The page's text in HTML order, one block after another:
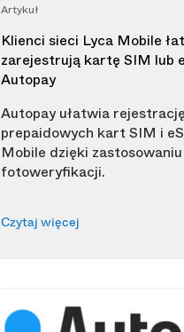
Artykuł
Klienci sieci Lyca Mobile
zarejestrują kartę SIM lub
Autopay
Autopay ułatwia
prepaidowych kart SIM i
Mobile dzięki
fotoweryfikacji.
Czytaj więcej